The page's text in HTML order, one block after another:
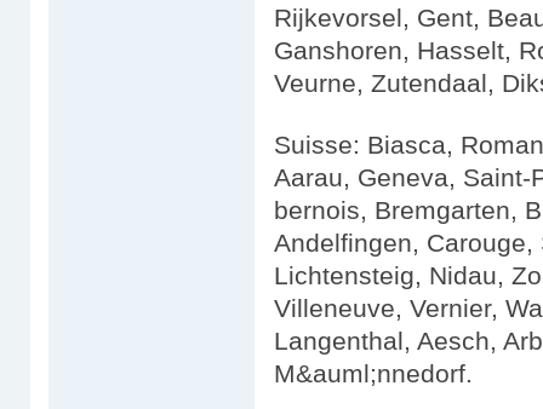
Rijkevorsel, Gent,
Ganshoren, Hasselt,
Veurne, Zutendaal,
Suisse: Biasca,
Aarau, Geneva, Saint-
bernois, Bremgarten,
Andelfingen,
Lichtensteig, Nidau,
Villeneuve, Vernier,
Langenthal, Aesch,
M&auml;nnedorf.